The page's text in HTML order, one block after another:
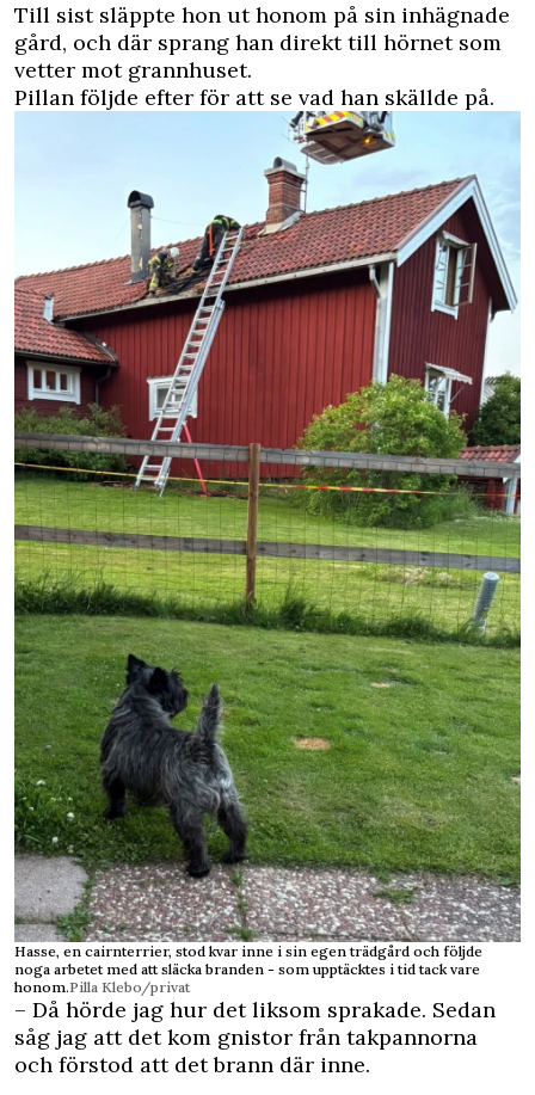
Till sist släppte hon ut honom på sin inhägnade
gård, och där sprang han direkt till hörnet som
vetter mot grannhuset.
Pillan följde efter för att se vad han skällde på.
Hasse, en cairnterrier, stod kvar inne i sin egen trädgård och följde
noga arbetet med att släcka branden - som upptäcktes i tid tack vare
honom.Pilla Klebo/privat
– Då hörde jag hur det liksom sprakade. Sedan
såg jag att det kom gnistor från takpannorna
och förstod att det brann där inne.